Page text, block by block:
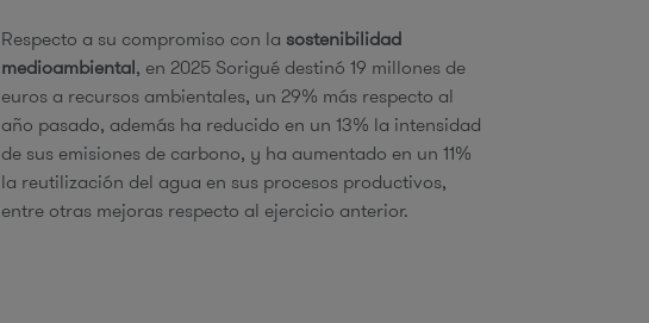
Respecto a su compromiso con la sostenibilidad
medioambiental, en 2025 Sorigué destinó 19 millones de
euros a recursos ambientales, un 29% más respecto al
año pasado, además ha reducido en un 13% la intensidad
de sus emisiones de carbono, y ha aumentado en un 11%
la reutilización del agua en sus procesos productivos,
entre otras mejoras respecto al ejercicio anterior.